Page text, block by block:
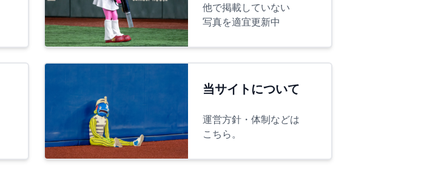
他で掲載していない
写真を適宜更新中
当サイトについて
運営方針・体制などは
こちら。